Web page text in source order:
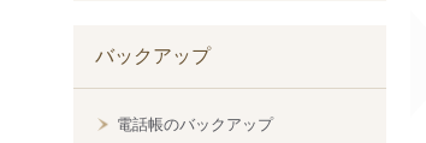
バックアップ
電話帳のバックアップ